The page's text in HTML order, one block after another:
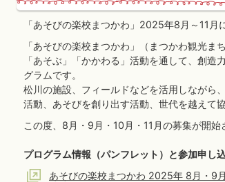
「あそびの楽校まつかわ」2025年8月～11月
「あそびの楽校まつかわ」（まつかわ観光ま
「あそぶ」「かかわる」活動を通して、創
グラムです。
松川の施設、フィールドなどを活用しながら
活動、あそびを創り出す活動、世代を越えて
この度、8月・9月・10月・11月の募集が開始
プログラム情報（パンフレット）と参加申し
あそびの楽校まつかわ 2025年 8月・9